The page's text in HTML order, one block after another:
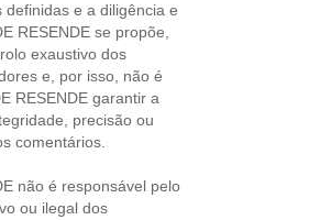
e a diligência e
RESENDE se propõe,
exaustivo dos
e, por isso, não é
RESENDE garantir a
precisão ou
comentários.
não é responsável pelo
ou ilegal dos